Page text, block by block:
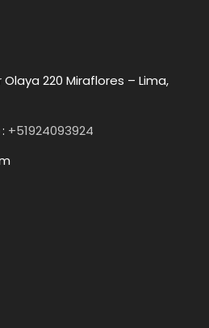
220 Miraflores – Lima,
+51924093924